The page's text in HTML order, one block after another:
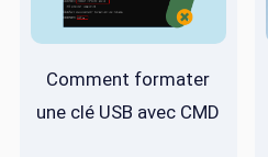
Comment formater
une clé USB avec CMD